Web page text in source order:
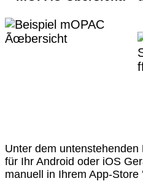
Unter dem
für Ihr Android oder iOS
manuell in Ihrem App-Store